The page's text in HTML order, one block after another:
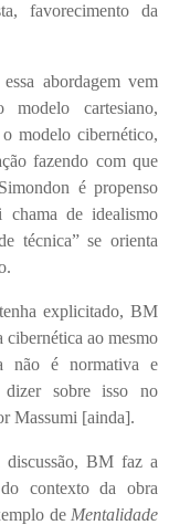
favorecimento da
abordagem vem
modelo cartesiano,
modelo cibernético,
fazendo com que
é propenso
de idealismo
técnica” se orienta
explicitado, BM
ao mesmo
não é normativa e
dizer sobre isso no
Massumi [ainda].
discussão, BM faz a
contexto da obra
de Mentalidade